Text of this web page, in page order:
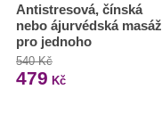
Antistresová, čínská
nebo ájurvédská masáž
pro jednoho
540 Kč
479 Kč